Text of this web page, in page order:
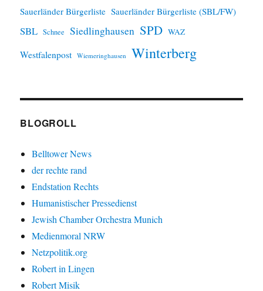
Sauerländer Bürgerliste Sauerländer Bürgerliste (SBL/FW)
SBL Schnee Siedlinghausen SPD WAZ
Westfalenpost Wiemeringhausen Winterberg
BLOGROLL
Belltower News
der rechte rand
Endstation Rechts
Humanistischer Pressedienst
Jewish Chamber Orchestra Munich
Medienmoral NRW
Netzpolitik.org
Robert in Lingen
Robert Misik